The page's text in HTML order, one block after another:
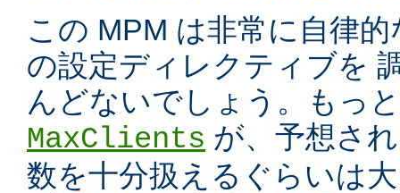
この MPM は非常に自律
の設定ディレクティブを
んどないでしょう。もっ
MaxClients が、予想さ
数を十分扱えるぐらいは